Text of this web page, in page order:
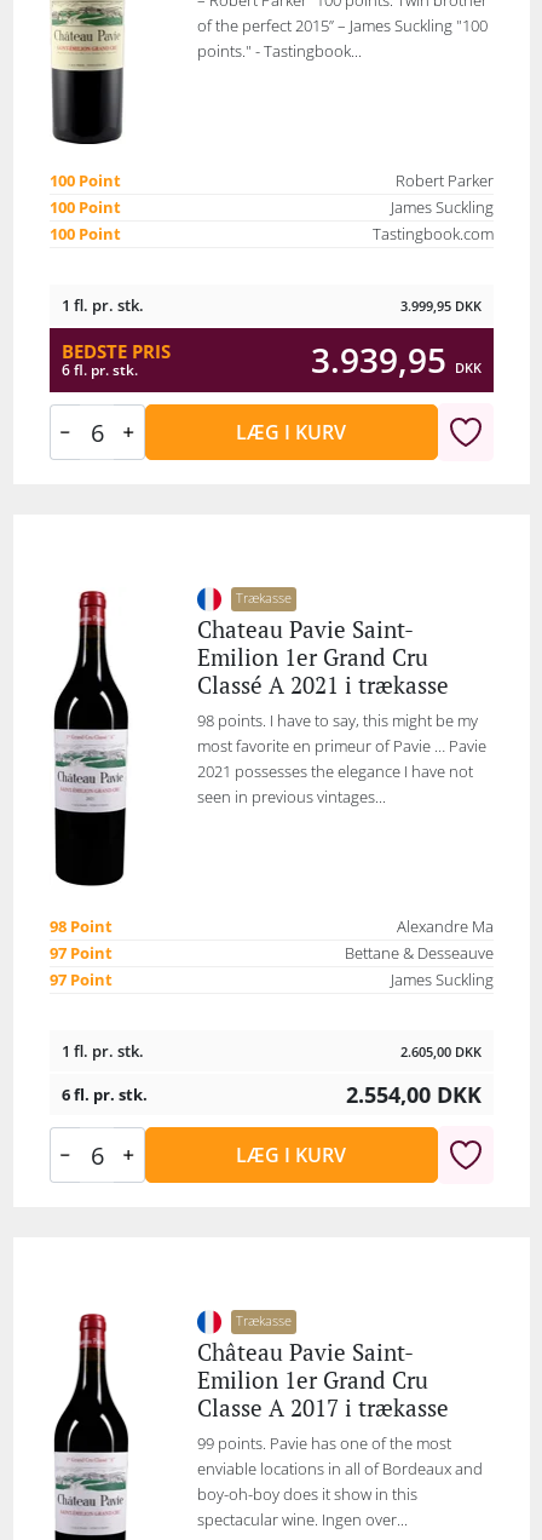
of the perfect 2015” – James Suckling "100
points." - Tastingbook...
100 Point
Robert Parker
100 Point
James Suckling
100 Point
Tastingbook.com
1 fl. pr. stk. 3.999,95 DKK
BEDSTE PRIS
6 fl. pr. stk. 3.939,95 DKK
LÆG I KURV
Trækasse
Chateau Pavie Saint-
Emilion 1er Grand Cru
Classé A 2021 i trækasse
98 points. I have to say, this might be my
most favorite en primeur of Pavie … Pavie
2021 possesses the elegance I have not
seen in previous vintages...
98 Point
Alexandre Ma
97 Point
Bettane & Desseauve
97 Point
James Suckling
1 fl. pr. stk. 2.605,00 DKK
6 fl. pr. stk. 2.554,00 DKK
LÆG I KURV
Trækasse
Château Pavie Saint-
Emilion 1er Grand Cru
Classe A 2017 i trækasse
99 points. Pavie has one of the most
enviable locations in all of Bordeaux and
boy-oh-boy does it show in this
spectacular wine. Ingen over...